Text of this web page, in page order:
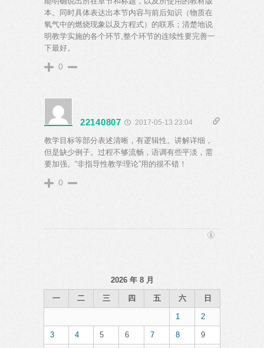
本。同时具体表达出本节内容与前后知识（物质在
氧气中的燃烧现象以及方程式）的联系；清楚地说
明教学实施的各个环节,整个环节的连续性要完善一
下最好。
0
22140807 2017-05-13 23:04
教学目标等部分表述清晰，有逻辑性。讲解详细，
但是缺少例子。过程不够流畅，语调有些平淡，需
要加强。“非指导性教学理论”用的很不错！
0
2026 年 8 月
一 二 三 四 五 六 日
1 2
3 4 5 6 7 8 9